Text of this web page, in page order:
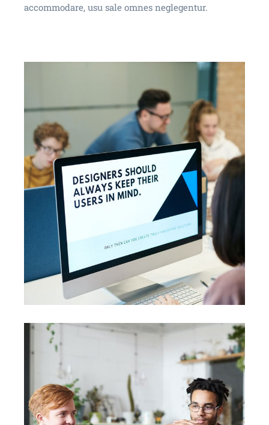
accommodare, usu sale omnes neglegentur.